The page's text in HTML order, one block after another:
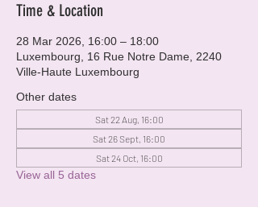
Time & Location
28 Mar 2026, 16:00 – 18:00
Luxembourg, 16 Rue Notre Dame, 2240
Ville-Haute Luxembourg
Other dates
Sat 22 Aug, 16:00
Sat 26 Sept, 16:00
Sat 24 Oct, 16:00
View all 5 dates